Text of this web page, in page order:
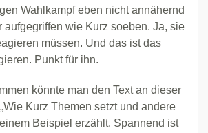
Wahlkampf eben nicht annähernd
aufgegriffen wie Kurz soeben. Ja, sie
müssen. Und das ist das
Punkt für ihn.
könnte man den Text an dieser
Kurz Themen setzt und andere
Beispiel erzählt. Spannend ist